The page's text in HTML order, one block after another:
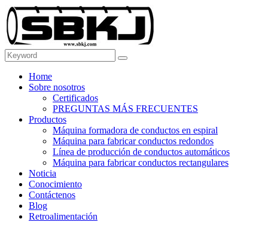
Home
Sobre nosotros
Certificados
PREGUNTAS MÁS FRECUENTES
Productos
Máquina formadora de conductos en espiral
Máquina para fabricar conductos redondos
Línea de producción de conductos automáticos
Máquina para fabricar conductos rectangulares
Noticia
Conocimiento
Contáctenos
Blog
Retroalimentación